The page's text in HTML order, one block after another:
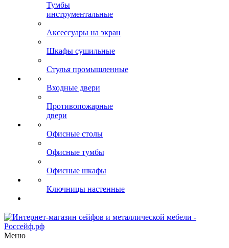
Тумбы
инструментальные
Аксессуары на экран
Шкафы сушильные
Стулья промышленные
Входные двери
Противопожарные
двери
Офисные столы
Офисные тумбы
Офисные шкафы
Ключницы настенные
Меню